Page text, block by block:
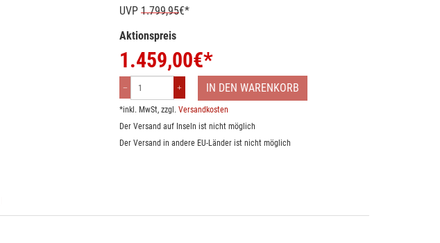
UVP 1.799,95€*
Aktionspreis
1.459,00€*
IN DEN WARENKORB
*inkl. MwSt, zzgl. Versandkosten
Der Versand auf Inseln ist nicht möglich
Der Versand in andere EU-Länder ist nicht möglich